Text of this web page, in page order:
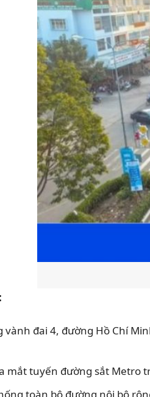
vành đai 4, đường Hồ Chí
mắt tuyến đường sắt Metro
toàn bộ đường nội bộ